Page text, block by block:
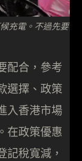
充電。不過先要
配合，參考
選擇、政策
入香港市場
在政策優惠
記稅寬減，